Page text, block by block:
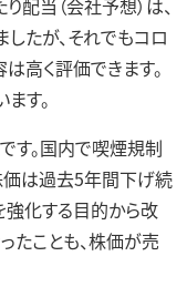
配当（会社予想）は、
たが、それでもコロ
高く評価できます。
す。
す。国内で喫煙規制
価は過去5年間下げ続
強化する目的から改
たことも、株価が売